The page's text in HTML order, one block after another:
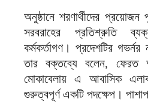
অনুষ্ঠানে শরণার্থীদের
সরবরাহের প্রতিশ্রুতি
কর্মকর্তাগণ। প্রদেশটির
তার বক্তব্যে বলেন, ফেরত
মোকাবেলায় এ আবাসিক
গুরুত্বপূর্ণ একটি পদক্ষেপ।